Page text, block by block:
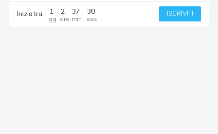
Inizia tra 1 2 37 30 ISCRIVITI